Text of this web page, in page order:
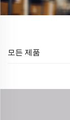
모든 제품